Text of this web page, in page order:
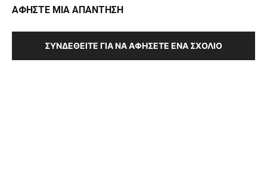
ΑΦΗΣΤΕ ΜΙΑ ΑΠΑΝΤΗΣΗ
ΣΥΝΔΕΘΕΊΤΕ ΓΙΑ ΝΑ ΑΦΉΣΕΤΕ ΈΝΑ ΣΧΌΛΙΟ